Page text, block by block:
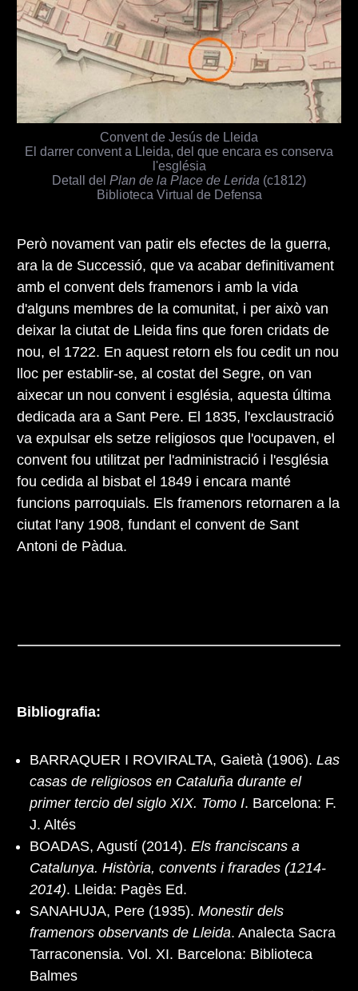
Convent de Jesús de Lleida
El darrer convent a Lleida, del que encara es conserva
l'església
Detall del Plan de la Place de Lerida (c1812)
Biblioteca Virtual de Defensa
Però novament van patir els efectes de la guerra,
ara la de Successió, que va acabar definitivament
amb el convent dels framenors i amb la vida
d'alguns membres de la comunitat, i per això van
deixar la ciutat de Lleida fins que foren cridats de
nou, el 1722. En aquest retorn els fou cedit un nou
lloc per establir-se, al costat del Segre, on van
aixecar un nou convent i església, aquesta última
dedicada ara a Sant Pere. El 1835, l'exclaustració
va expulsar els setze religiosos que l'ocupaven, el
convent fou utilitzat per l'administració i l'església
fou cedida al bisbat el 1849 i encara manté
funcions parroquials. Els framenors retornaren a la
ciutat l'any 1908, fundant el convent de Sant
Antoni de Pàdua.
Bibliografia:
BARRAQUER I ROVIRALTA, Gaietà (1906). Las
casas de religiosos en Cataluña durante el
primer tercio del siglo XIX. Tomo I. Barcelona: F.
J. Altés
BOADAS, Agustí (2014). Els franciscans a
Catalunya. Història, convents i frarades (1214-
2014). Lleida: Pagès Ed.
SANAHUJA, Pere (1935). Monestir dels
framenors observants de Lleida. Analecta Sacra
Tarraconensia. Vol. XI. Barcelona: Biblioteca
Balmes